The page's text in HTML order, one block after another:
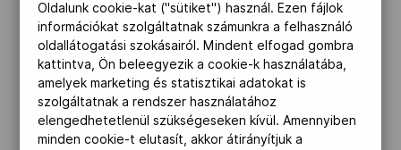
Tamás 4. – 1:13.41 (10)
10:57 - 100 gyors (S6) 2. futam: Illés
Fanni 6. – 1:30.14 (13)
11:33 - 100 gyors (S5), 2 futam:
Engelhardt Katalin 4. – 1:36.23 (8)
Oldalunk cookie-kat ("sütiket") használ. Ezen fájlok
információkat szolgáltatnak számunkra a felhasználó
oldallátogatási szokásairól. Mindent elfogad gombra
kattintva, Ön beleegyezik a cookie-k használatába,
amelyek marketing és statisztikai adatokat is
szolgáltatnak a rendszer használatához
elengedhetetlenül szükségeseken kívül. Amennyiben
minden cookie-t elutasít, akkor átirányítjuk a